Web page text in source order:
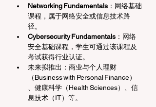
Networking Fundamentals ：网络基础
课程，属于网络安全或信息技术路
径。
Cybersecurity Fundamentals ：网络
安全基础课程，学生可通过该课程及
考试获得行业认证。
未来拟推出：商业与个人理财
（Business with Personal Finance）
、健康科学（Health Sciences）、信
息技术（IT）等。